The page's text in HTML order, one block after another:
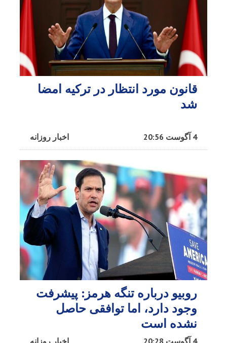
قانون مورد انتظار در ترکیه امضا
شد
اخبار روزانه 4 آگوست 20:56
روبیو درباره تنگه هرمز: پیشرفت
وجود دارد، اما توافقی حاصل
نشده است
اخبار روزانه 4 آگوست 20:28